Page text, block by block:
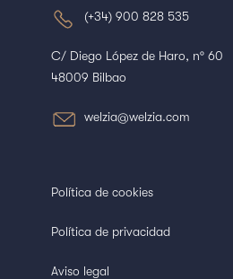
(+34) 900 828 535
C/ Diego López de Haro, nº 60
48009 Bilbao
welzia@welzia.com
Política de cookies
Política de privacidad
Aviso legal